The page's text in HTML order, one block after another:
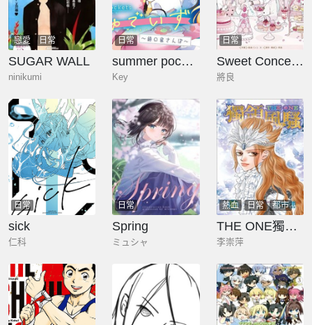
戀愛 日常
SUGAR WALL
ninikumi
日常
summer pockets 姆啾的時光 ~紬的小島漫步~
Key
日常
Sweet Concerto —甜味男子的非日常—
將良
日常
sick
仁科
日常
Spring
ミュシャ
熱血 日常 都市
THE ONE獨領風騷
李崇萍